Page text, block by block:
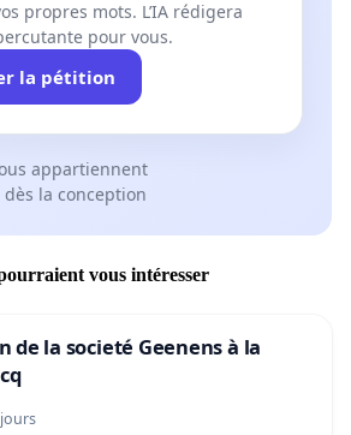
propres mots. L’IA rédigera
pour vous.
la pétition
appartiennent
la conception
vous intéresser
de la societé Geenens à la